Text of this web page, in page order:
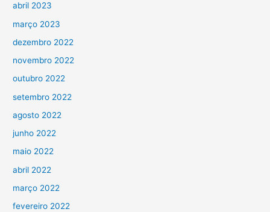
abril 2023
março 2023
dezembro 2022
novembro 2022
outubro 2022
setembro 2022
agosto 2022
junho 2022
maio 2022
abril 2022
março 2022
fevereiro 2022